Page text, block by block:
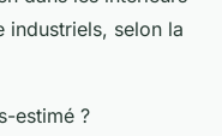
industriels, selon la
estimé ?